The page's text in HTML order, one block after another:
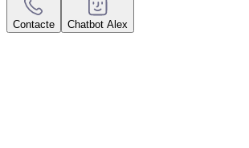
Contacte Chatbot Alex